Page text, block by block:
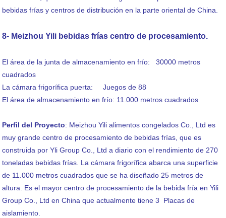
bebidas frías y centros de distribución en la parte oriental de China.
8- Meizhou Yili bebidas frías centro de procesamiento.
El área de la junta de almacenamiento en frío: 30000 metros
cuadrados
La cámara frigorífica puerta: Juegos de 88
El área de almacenamiento en frío: 11.000 metros cuadrados
Perfil del Proyecto: Meizhou Yili alimentos congelados Co., Ltd es
muy grande centro de procesamiento de bebidas frías, que es
construida por Yli Group Co., Ltd a diario con el rendimiento de 270
toneladas bebidas frías. La cámara frigorífica abarca una superficie
de 11.000 metros cuadrados que se ha diseñado 25 metros de
altura. Es el mayor centro de procesamiento de la bebida fría en Yili
Group Co., Ltd en China que actualmente tiene 3 Placas de
aislamiento.